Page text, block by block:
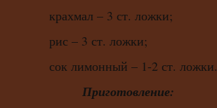
крахмал – 3 ст. ложки;
рис – 3 ст. ложки;
сок лимонный – 1-2 ст. ложки.
Приготовление: